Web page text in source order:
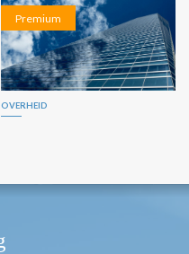
Premium
OVERHEID